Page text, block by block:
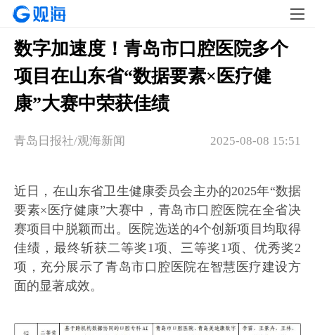
数字加速度！青岛市口腔医院多个
项目在山东省“数据要素×医疗健
康”大赛中荣获佳绩
2025-08-08 15:51
青岛日报社/观海新闻
近日，在山东省卫生健康委员会主办的2025年“数据
要素×医疗健康”大赛中，青岛市口腔医院在全省决
赛项目中脱颖而出。医院选送的4个创新项目均取得
佳绩，最终斩获二等奖1项、三等奖1项、优秀奖2
项，充分展示了青岛市口腔医院在智慧医疗建设方
面的显著成效。